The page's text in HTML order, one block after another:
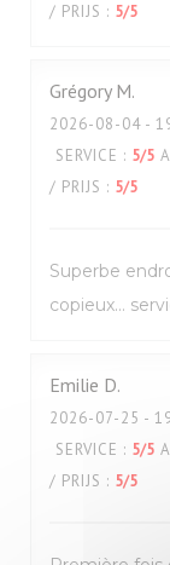
/ PRIJS : 5/5
Grégory M
2026-08-04 -
SERVICE : 5/5
/ PRIJS : 5/5
Superbe
copieux…
Emilie D
2026-07-25 -
SERVICE : 5/5
/ PRIJS : 5/5